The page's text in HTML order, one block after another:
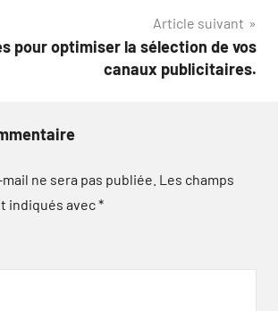
Article suivant
pour optimiser la sélection de vos
canaux publicitaires.
ne sera pas publiée. Les champs
indiqués avec*